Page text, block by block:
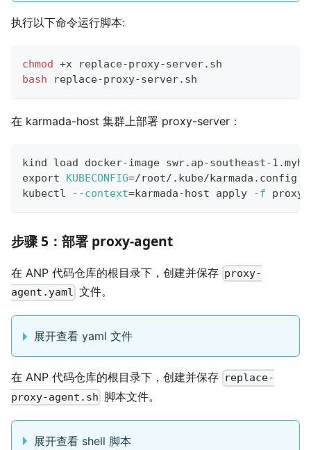
执行以下命令运行脚本:
chmod +x replace-proxy-server.sh
bash replace-proxy-server.sh
在 karmada-host 集群上部署 proxy-server：
kind load docker-image swr.ap-southeast-
export
KUBECONFIG=/root/.kube/karmada.config
kubectl
--context=karmada-host apply -f
步骤 5：部署 proxy-agent
在 ANP 代码仓库的根目录下，创建并保存 proxy-
agent.yaml 文件。
展开查看 yaml 文件
在 ANP 代码仓库的根目录下，创建并保存 replace-
proxy-agent.sh 脚本文件。
展开查看 shell 脚本